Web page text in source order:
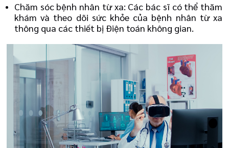
Chăm sóc bệnh nhân từ xa: Các bác sĩ có thể thăm
khám và theo dõi sức khỏe của bệnh nhân từ xa
thông qua các thiết bị Điện toán không gian.